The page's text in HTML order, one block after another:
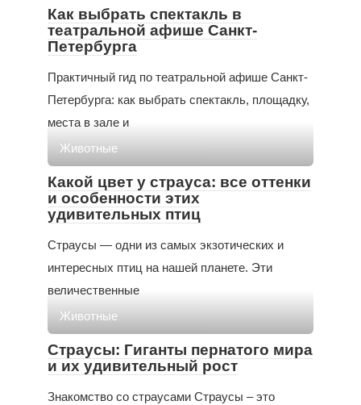
Как выбрать спектакль в
театральной афише Санкт-
Петербурга
Практичный гид по театральной афише Санкт-
Петербурга: как выбрать спектакль, площадку,
места в зале и
Животные
Какой цвет у страуса: все оттенки
и особенности этих
удивительных птиц
Страусы — одни из самых экзотических и
интересных птиц на нашей планете. Эти
величественные
Животные
Страусы: Гиганты пернатого мира
и их удивительный рост
Знакомство со страусами Страусы – это